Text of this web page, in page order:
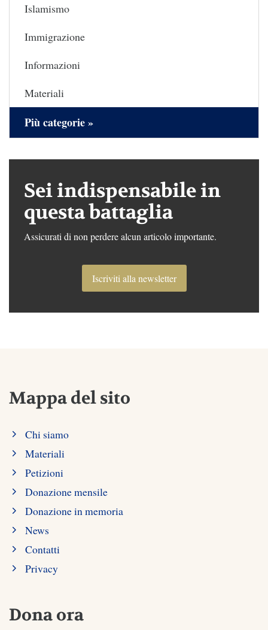
Islamismo
Immigrazione
Informazioni
Materiali
Più categorie »
Sei indispensabile in
questa battaglia
Assicurati di non perdere alcun articolo importante.
Iscriviti alla newsletter
Mappa del sito
Chi siamo
Materiali
Petizioni
Donazione mensile
Donazione in memoria
News
Contatti
Privacy
Dona ora